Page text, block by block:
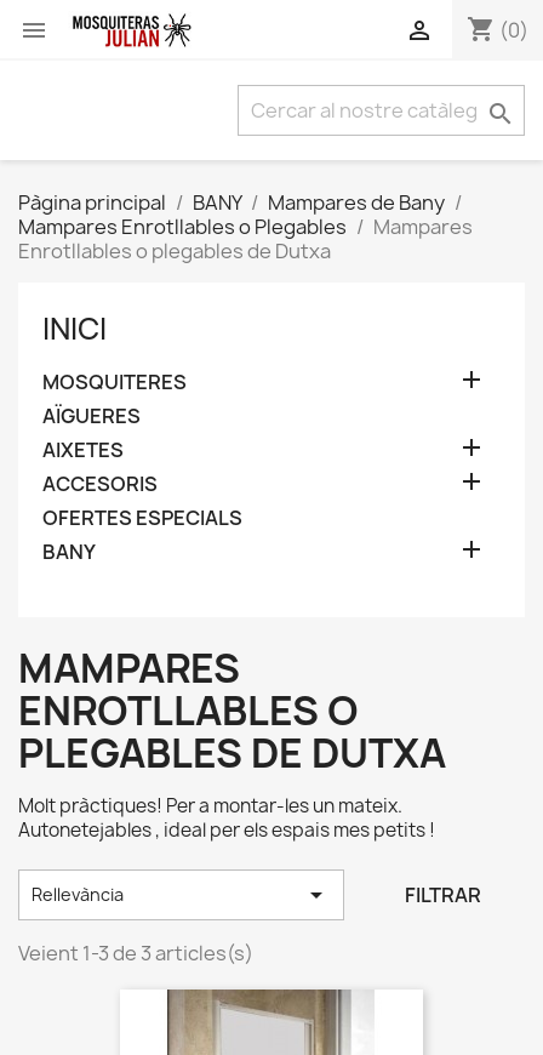
 shopping_cart (0)


Pàgina principal BANY
Mampares de Bany
Mampares Enrotllables o Plegables
Mampares
Enrotllables o plegables de Dutxa
INICI
MOSQUITERES 
AÏGUERES
AIXETES

ACCESORIS 
OFERTES ESPECIALS
BANY

MAMPARES
ENROTLLABLES O
PLEGABLES DE DUTXA
Molt pràctiques! Per a montar-les un mateix.
Autonetejables , ideal per els espais mes petits !
Rellevància  FILTRAR
Veient 1-3 de 3 articles(s)